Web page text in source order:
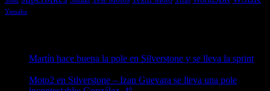
Yamaha
Martín hace buena la pole en Silverstone y se lleva la sprint
Moto2 en Silverstone – Izan Guevara se lleva una pole